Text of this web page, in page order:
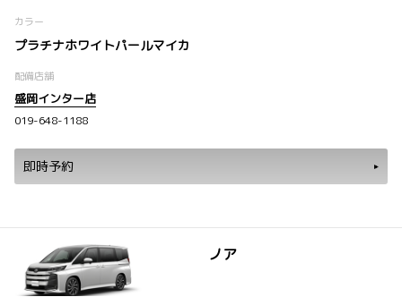
カラー
プラチナホワイトパールマイカ
配備店舗
盛岡インター店
019-648-1188
即時予約
ノア